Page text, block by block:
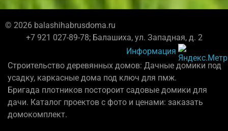
© 2026 balashihabrusdoma.ru
+7 921 027-89-78; Балашиха, ул. Западная, д. 2
Информация
Строительство деревянных домов: Дачные домики под
усадку, каркасные дома под ключ для пмж.
Бригада плотников постороит садовые домики для
дачи. Каталог проектов с фото и ценами: заказать
домокомплект.